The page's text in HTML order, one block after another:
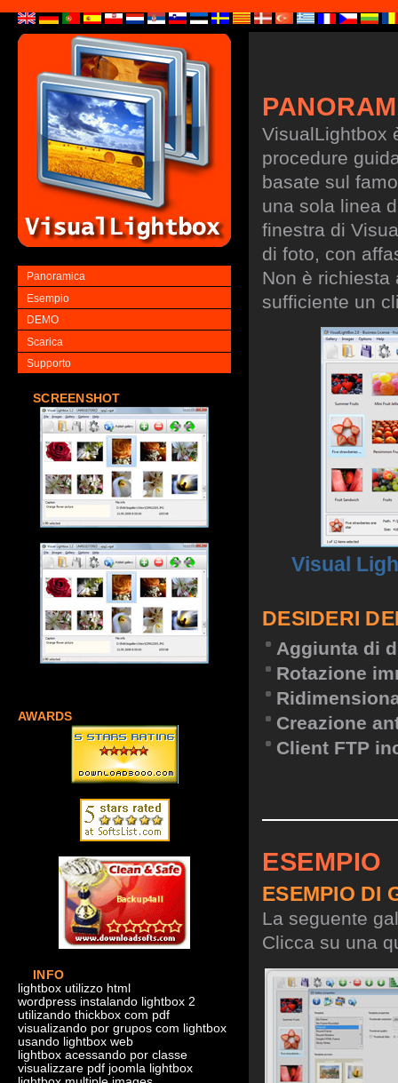
Panoramica
Esempio
DEMO
Scarica
Supporto
SCREENSHOT
AWARDS
INFO
lightbox utilizzo html
wordpress instalando lightbox 2
utilizando thickbox com pdf
visualizando por grupos com lightbox
usando lightbox web
lightbox acessando por classe
visualizzare pdf joomla lightbox
VisualLightbox
procedure
basate sul
una sola linea
finestra di
di foto, con
Non è richiesta
sufficiente un
Visual
DESIDERI
Aggiunta di
Rotazione
Creazione
Client FTP
ESEMPIO
ESEMPIO DI
La seguente
Clicca su una